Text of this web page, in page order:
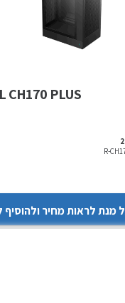
CH170 PLUS
R-
מנת לראות מחיר ולהוסיף